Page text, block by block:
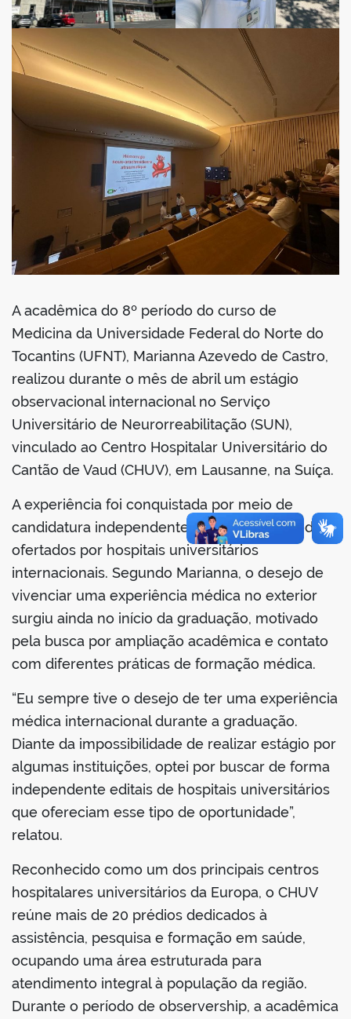
A acadêmica do 8º período do curso de
Medicina da Universidade Federal do Norte do
Tocantins (UFNT), Marianna Azevedo de Castro,
realizou durante o mês de abril um estágio
observacional internacional no Serviço
Universitário de Neurorreabilitação (SUN),
vinculado ao Centro Hospitalar Universitário do
Cantão de Vaud (CHUV), em Lausanne, na Suíça.
A experiência foi conquistada por meio de
candidatura independente da estudante a editais
ofertados por hospitais universitários
internacionais. Segundo Marianna, o desejo de
vivenciar uma experiência médica no exterior
surgiu ainda no início da graduação, motivado
pela busca por ampliação acadêmica e contato
com diferentes práticas de formação médica.
“Eu sempre tive o desejo de ter uma experiência
médica internacional durante a graduação.
Diante da impossibilidade de realizar estágio por
algumas instituições, optei por buscar de forma
independente editais de hospitais universitários
que ofereciam esse tipo de oportunidade”,
relatou.
Reconhecido como um dos principais centros
hospitalares universitários da Europa, o CHUV
reúne mais de 20 prédios dedicados à
assistência, pesquisa e formação em saúde,
ocupando uma área estruturada para
atendimento integral à população da região.
Durante o período de observership, a acadêmica